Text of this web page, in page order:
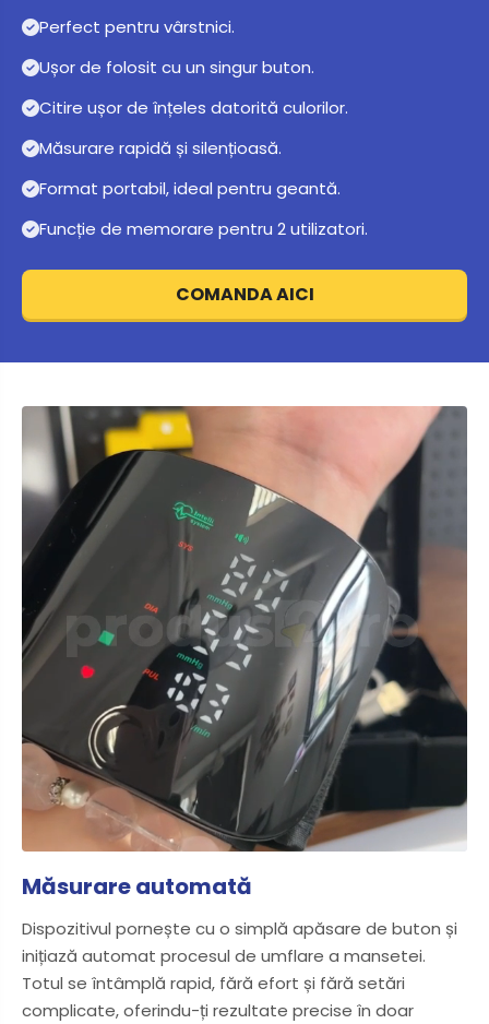
Perfect pentru vârstnici.
Ușor de folosit cu un singur buton.
Citire ușor de înțeles datorită culorilor.
Măsurare rapidă și silențioasă.
Format portabil, ideal pentru geantă.
Funcție de memorare pentru 2 utilizatori.
COMANDA AICI
Măsurare automată
Dispozitivul pornește cu o simplă apăsare de buton și
inițiază automat procesul de umflare a mansetei.
Totul se întâmplă rapid, fără efort și fără setări
complicate, oferindu-ți rezultate precise în doar